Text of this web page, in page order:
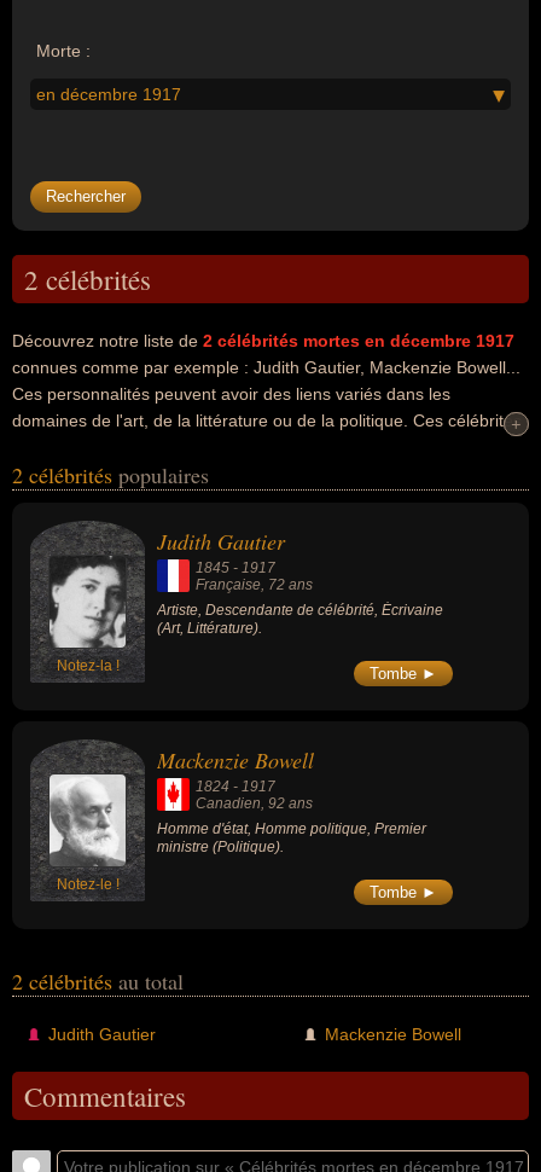
Morte :
en décembre 1917
2 célébrités
Découvrez notre liste de 2 célébrités mortes en décembre 1917
connues comme par exemple : Judith Gautier, Mackenzie Bowell...
Ces personnalités peuvent avoir des liens variés dans les
domaines de l'art, de la littérature ou de la politique. Ces célébrités
écrivain, homme d'état, homme politique ou premier ministre. En ce
peuvent avoir été francais ou canadien par exemple.
+
+
2 célébrités populaires
Notez-la !
Judith Gautier
1845 - 1917
Française, 72 ans
Artiste, Descendante de célébrité, Écrivaine
(Art, Littérature).
Tombe ►
Notez-le !
Mackenzie Bowell
1824 - 1917
Canadien , 92 ans
Homme d'état, Homme politique, Premier
ministre (Politique).
Tombe ►
2 célébrités au total
Judith Gautier Mackenzie Bowell
Commentaires